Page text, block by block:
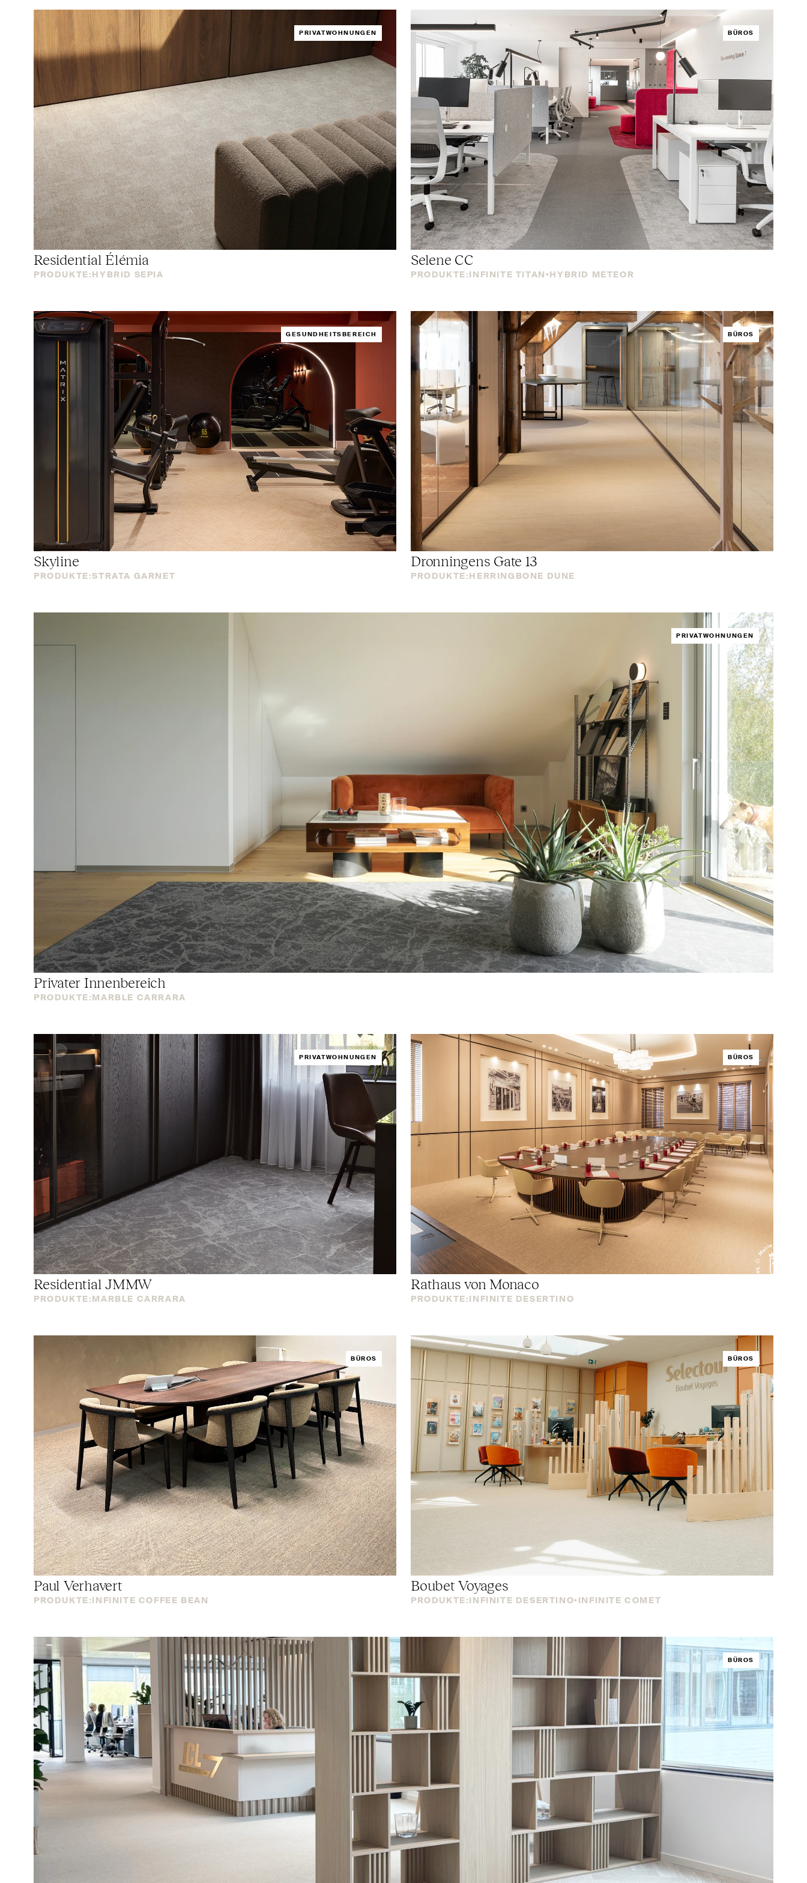
PRIVATWOHNUNGEN
Residential Élémia
PRODUKTE: HYBRID SEPIA
BÜROS
Selene CC
PRODUKTE: INFINITE TITAN HYBRID METEOR
GESUNDHEITSBEREICH
Skyline
PRODUKTE:STRATA GARNET
BÜROS
Dronningens Gate 13
PRODUKTE: HERRINGBONE DUNE
PRIVATWOHNUNGEN
Privater Innenbereich
PRODUKTE: MARBLE CARRARA
PRIVATWOHNUNGEN
ResidentialJMMW
PRODUKTE: MARBLE CARRARA
BÜROS
Rathaus von Monaco
PRODUKTE: INFINITE DESERTINO
BÜROS
Paul Verhavert
PRODUKTE: INFINITE COFFEE BEAN
BÜROS
Boubet Voyages
PRODUKTE: INFINITE DESERTINO INFINITE COMET
BÜROS